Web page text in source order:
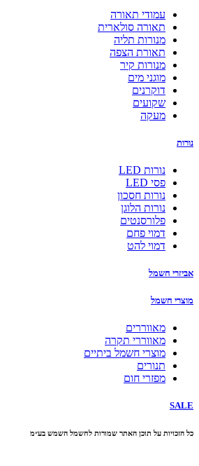
עמודי תאורה
תאורה סולארית
מנורות תליה
תאורת הצפה
מנורות קיר
מוגני מים
דוקרנים
שקועים
מעקה
נורות
נורות LED
פסי LED
נורות חסכון
נורות הלוגן
פלורסנטים
דמוי פחם
דמוי להט
אביזרי חשמל
מוצרי חשמל
מאווררים
מאווררי תקרה
מוצרי חשמל ביתיים
תנורים
מפזרי חום
SALE
כל הזכויות על תוכן האתר שמורות לחשמל השמש בע״מ